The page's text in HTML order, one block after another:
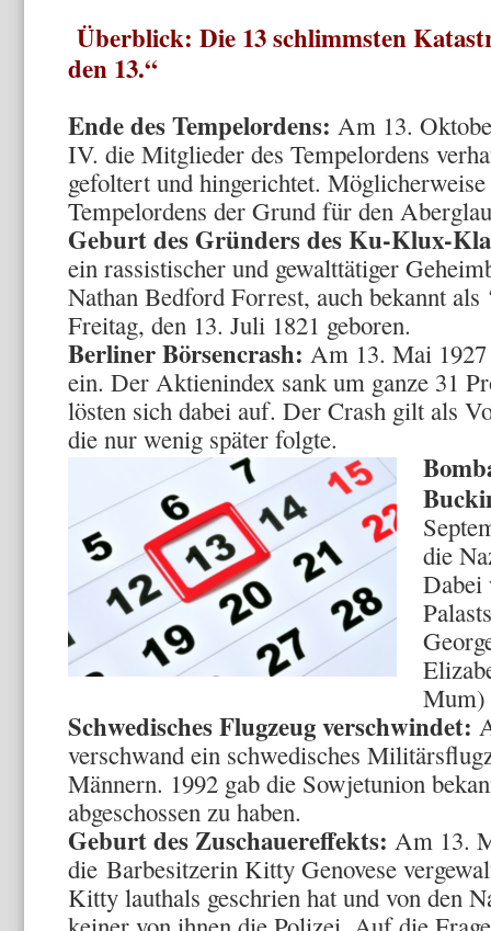
Überblick: Die 13 schlimmsten
den 13.“
Ende des Tempelordens: Am 13.
IV. die Mitglieder des Tempelordens
gefoltert und hingerichtet. Möglicherweise
Tempelordens der Grund für den
Geburt des Gründers des Ku-Klux-
ein rassistischer und gewalttätiger
Nathan Bedford Forrest, auch bekannt
Freitag, den 13. Juli 1821 geboren.
Berliner Börsencrash: Am 13. Mai
ein. Der Aktienindex sank um ganze 31
lösten sich dabei auf. Der Crash gilt als
die nur wenig später folgte.
die
Dabei
Mum)
Schwedisches Flugzeug verschwindet:
verschwand ein schwedisches
Männern. 1992 gab die Sowjetunion
abgeschossen zu haben.
Geburt des Zuschauereffekts: Am 13.
die Barbesitzerin Kitty Genovese
Kitty lauthals geschrien hat und von den